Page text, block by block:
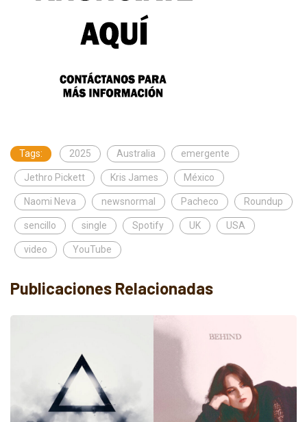
Tags: 2025 Australia emergente
Jethro Pickett Kris James México
Naomi Neva newsnormal Pacheco Roundup
sencillo single Spotify UK USA
video YouTube
Publicaciones Relacionadas